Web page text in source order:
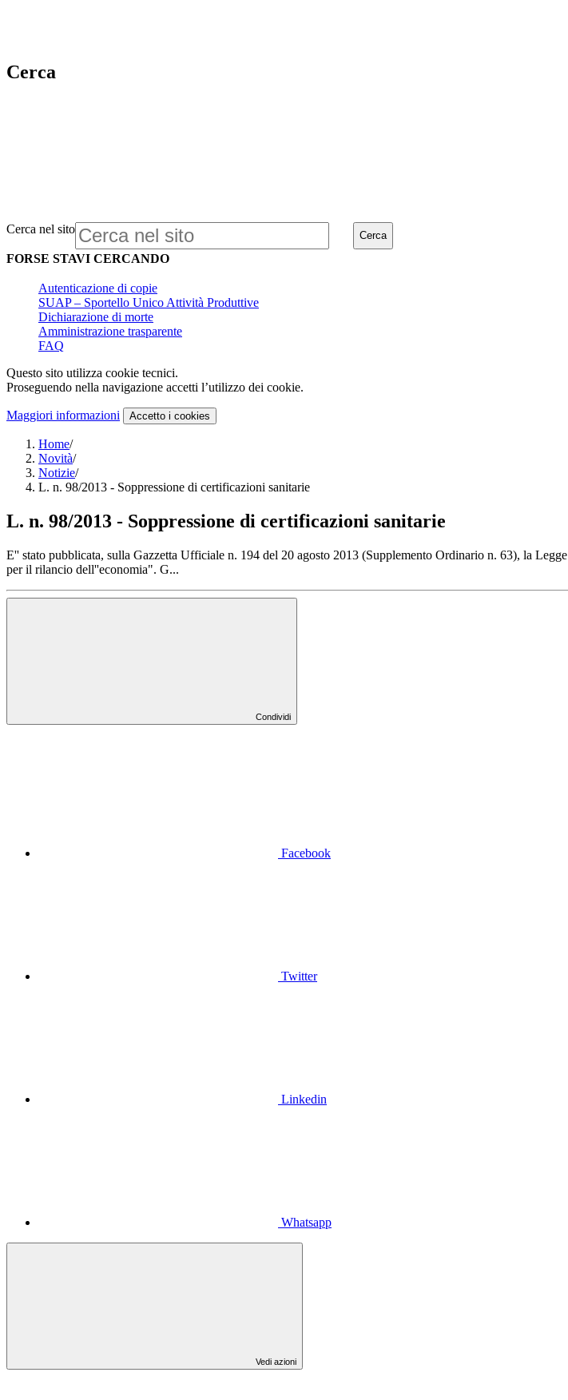
Cerca
Cerca nel sito Cerca
FORSE STAVI CERCANDO
Autenticazione di copie
SUAP – Sportello Unico Attività Produttive
Dichiarazione di morte
Amministrazione trasparente
FAQ
Questo sito utilizza cookie tecnici.
Proseguendo nella navigazione accetti l’utilizzo dei cookie.
Maggiori informazioni Accetto i cookies
Home/
Novità/
Notizie/
L. n. 98/2013 - Soppressione di certificazioni sanitarie
L. n. 98/2013 - Soppressione di certificazioni sanitarie
E'' stato pubblicata, sulla Gazzetta Ufficiale n. 194 del 20 agosto 2013 (Supplemento Ordinario n. 63), la
per il rilancio dell''economia". G...
Condividi
Facebook
Twitter
Linkedin
Whatsapp
Vedi azioni